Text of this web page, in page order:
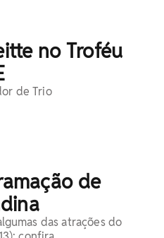
no Troféu
de Trio
de
das atrações do